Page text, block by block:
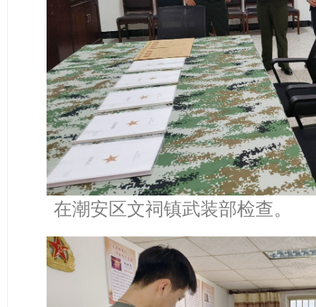
在潮安区文祠镇武装部检查。